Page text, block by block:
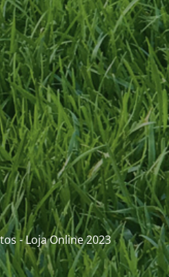
- Loja Online 2023